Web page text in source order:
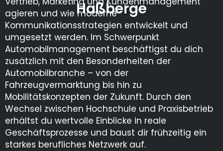
Haßberge
agieren und wie moderne
Kommunikationsstrategien entwickelt und
umgesetzt werden. Im Schwerpunkt
Automobilmanagement beschäftigst du dich
zusätzlich mit den Besonderheiten der
Automobilbranche – von der
Fahrzeugvermarktung bis hin zu
Mobilitätskonzepten der Zukunft. Durch den
Wechsel zwischen Hochschule und Praxisbetrieb
erhältst du wertvolle Einblicke in reale
Geschäftsprozesse und baust dir frühzeitig ein
starkes berufliches Netzwerk auf.